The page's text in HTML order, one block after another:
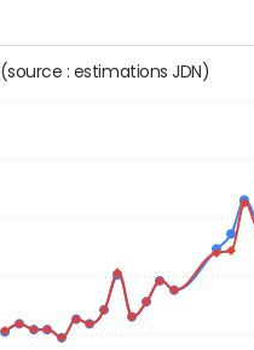
Prix au m2 (source : estimations JDN)